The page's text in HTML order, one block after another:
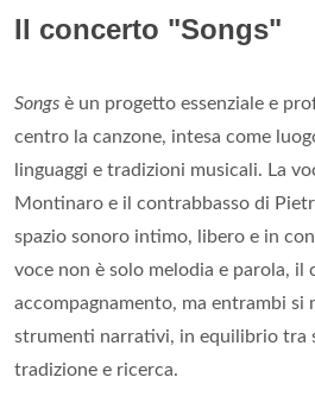
Il concerto "Songs"
Songs è un progetto essenziale e
centro la canzone, intesa come
linguaggi e tradizioni musicali. La
Montinaro e il contrabbasso di
spazio sonoro intimo, libero e in
voce non è solo melodia e parola, il
accompagnamento, ma entrambi si
strumenti narrativi, in equilibrio tra
tradizione e ricerca.